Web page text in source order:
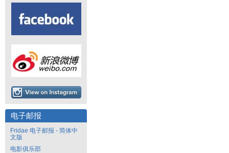
电子邮报
Fridae 电子邮报 - 简体中
文版
电影俱乐部